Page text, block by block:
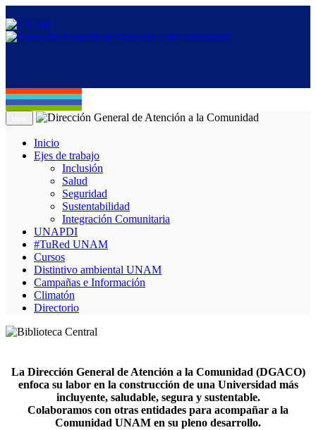
Inicio
Ejes de trabajo
Inclusión
Salud
Seguridad
Sustentabilidad
Integración Comunitaria
UNAPDI
#TuRed UNAM
Cursos
Distintivo ambiental UNAM
Campañas e Información
Climatón
Directorio
La Dirección General de Atención a la Comunidad (DGACO)
enfoca su labor en la construcción de una Universidad más
incluyente, saludable, segura y sustentable.
Colaboramos con otras entidades para acompañar a la
Comunidad UNAM en su pleno desarrollo.